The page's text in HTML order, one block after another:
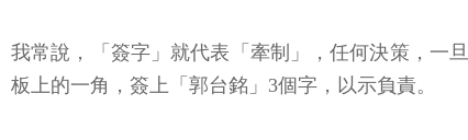
我常說，「簽字」就代表「牽制」，任何決策，一
板上的一角，簽上「郭台銘」3個字，以示負責。